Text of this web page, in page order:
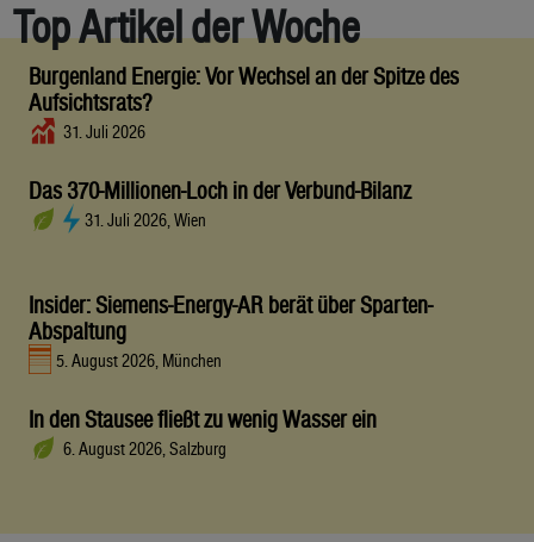
Top Artikel der Woche
Burgenland Energie: Vor Wechsel an der Spitze des
Aufsichtsrats?
31. Juli 2026
Das 370-Millionen-Loch in der Verbund-Bilanz
31. Juli 2026, Wien
Insider: Siemens-Energy-AR berät über Sparten-
Abspaltung
5. August 2026, München
In den Stausee fließt zu wenig Wasser ein
6. August 2026, Salzburg